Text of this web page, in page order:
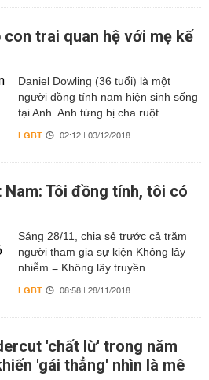
con trai quan hệ với mẹ kế
Daniel Dowling (36 tuổi) là một
người đồng tính nam hiện sinh sống
tại Anh. Anh từng bị cha ruột...
LGBT 02:12 | 03/12/2018
Nam: Tôi đồng tính, tôi có
Sáng 28/11, chia sẻ trước cả trăm
người tham gia sự kiện Không lây
nhiễm = Không lây truyền...
LGBT 08:58 | 28/11/2018
'chất lừ' trong năm
'gái thẳng' nhìn là mê